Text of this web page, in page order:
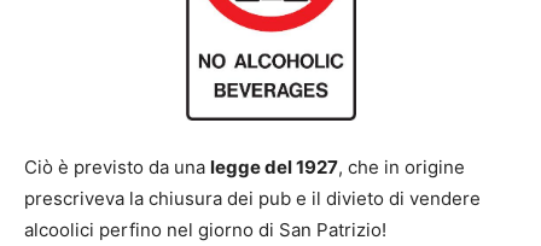
Ciò è previsto da una legge del 1927, che in origine
prescriveva la chiusura dei pub e il divieto di vendere
alcoolici perfino nel giorno di San Patrizio!